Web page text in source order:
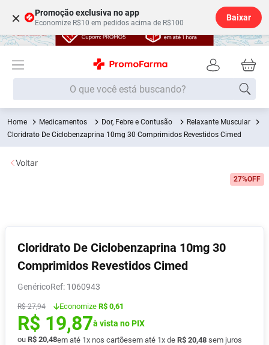
× Promoção exclusiva no app
Economize R$10 em pedidos acima de R$100
Baixar
O que você está buscando?
Medicamentos Dor, Febre e Contusão
Relaxante Muscular
Cloridrato De Ciclobenzaprina 10mg 30 Comprimidos Revestidos Cimed
27%OFF
Cloridrato De Ciclobenzaprina 10mg 30
Comprimidos Revestidos Cimed
Genérico : 1060943
R$ 27,94 Economize R$ 0,61
R$ 19,87à vista no PIX
ou R$ 20,48em até 1x nos cartõesem até 1x de R$ 20,48 sem juros
Voltar
Termos mais buscados
1º Fralda
2
5º Fralda G
6º Shampoo
7º Desodorante
8º Absorvente
9º Lavitan
10 Vitamina D